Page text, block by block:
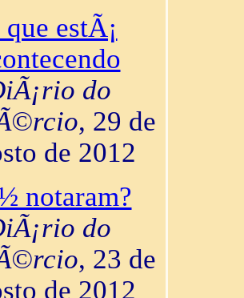
que estÃ¡
do
, 29 de
de 2012
notaram?
do
, 23 de
de 2012